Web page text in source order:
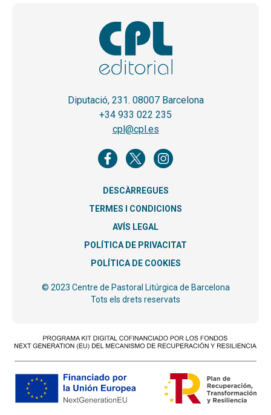
Diputació, 231. 08007 Barcelona
+34 933 022 235
cpl@cpl.es
DESCÀRREGUES
TERMES I CONDICIONS
AVÍS LEGAL
POLÍTICA DE PRIVACITAT
POLÍTICA DE COOKIES
© 2023 Centre de Pastoral Litúrgica de Barcelona
Tots els drets reservats